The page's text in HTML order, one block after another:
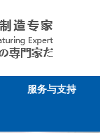
服务与支持